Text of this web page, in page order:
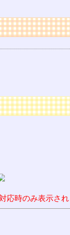
応時のみ表示さ